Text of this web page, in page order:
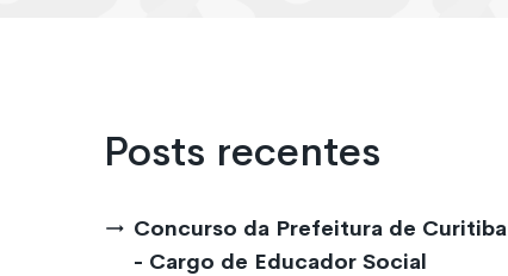
Posts recentes
Concurso da Prefeitura de Curitiba
- Cargo de Educador Social